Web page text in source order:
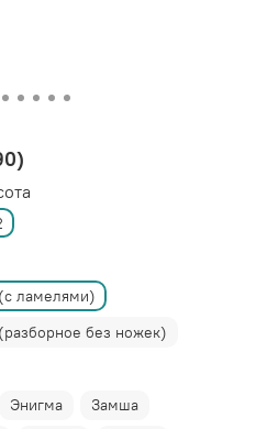
ламелями)
без ножек)
Энигма
Замша